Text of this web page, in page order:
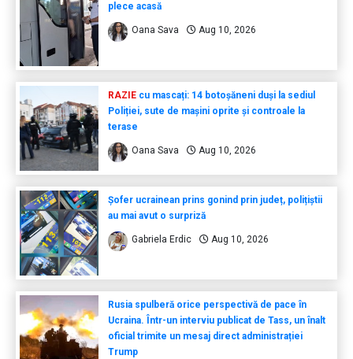
plece acasă
Oana Sava Aug 10, 2026
RAZIEcu mascați: 14 botoșăneni duși la sediul
Poliției, sute de mașini oprite și controale la
terase
Oana Sava Aug 10, 2026
Șofer ucrainean prins gonind prin județ, polițiștii
au mai avut o surpriză
Gabriela Erdic Aug 10, 2026
Rusia spulberă orice perspectivă de pace în
Ucraina. Într-un interviu publicat de Tass, un înalt
oficial trimite un mesaj direct administrației
Trump